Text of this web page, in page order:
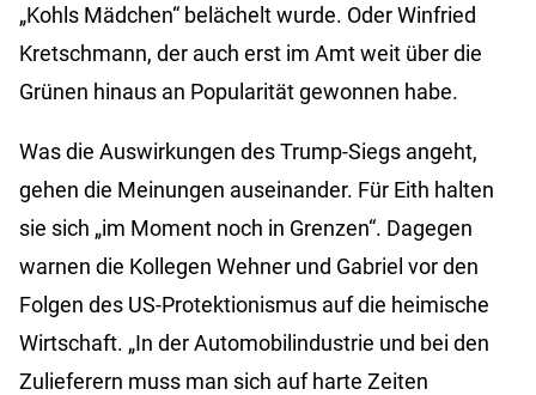
„Kohls Mädchen“ belächelt wurde. Oder Winfried
Kretschmann, der auch erst im Amt weit über die
Grünen hinaus an Popularität gewonnen habe.
Was die Auswirkungen des Trump-Siegs angeht,
gehen die Meinungen auseinander. Für Eith halten
sie sich „im Moment noch in Grenzen“. Dagegen
warnen die Kollegen Wehner und Gabriel vor den
Folgen des US-Protektionismus auf die heimische
Wirtschaft. „In der Automobilindustrie und bei den
Zulieferern muss man sich auf harte Zeiten